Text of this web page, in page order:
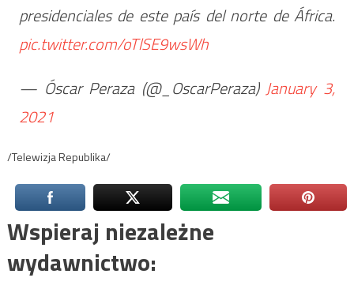
presidenciales de este país del norte de África.
pic.twitter.com/oTlSE9wsWh
— Óscar Peraza (@_OscarPeraza)January 3,
2021
/Telewizja Republika/
Wspieraj niezależne
wydawnictwo: